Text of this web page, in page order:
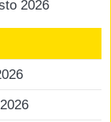
2026